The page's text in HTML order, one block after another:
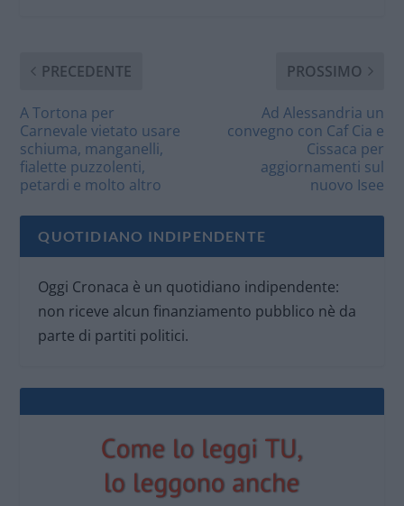
PRECEDENTE
A Tortona per
Carnevale vietato usare
schiuma, manganelli,
fialette puzzolenti,
petardi e molto altro
PROSSIMO
Ad Alessandria un
convegno con Caf Cia e
Cissaca per
aggiornamenti sul
nuovo Isee
QUOTIDIANO INDIPENDENTE
Oggi Cronaca è un quotidiano indipendente:
non riceve alcun finanziamento pubblico nè da
parte di partiti politici.